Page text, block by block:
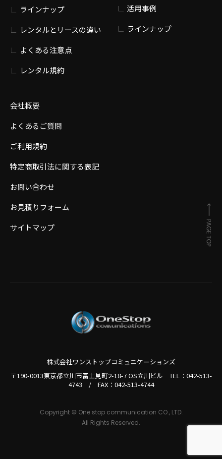
ラインナップ
レンタルとリースの違い
よくある注意点
レンタル規約
会社概要
よくあるご質問
ご利用規約
特定商取引法に関する表記
お問い合わせ
お見積りフォーム
サイトマップ
活用事例
ラインナップ
株式会社ワンストップコミュニケーションズ
〒190-0013東京都立川市富士見町2-18-7 OS立川ビル TEL： 042-513-
4743 / FAX：042-513-4744
Copyright © One stop communication CO., LTD.
All Rights Reserved.
PAGE TOP